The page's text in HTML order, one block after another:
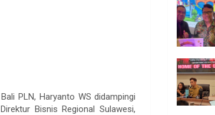
PLN, Haryanto WS didampingi
Bisnis Regional Sulawesi,